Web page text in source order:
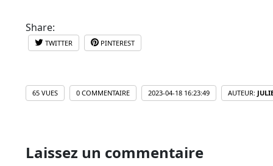
Share:
TWITTER PINTEREST
65 VUES 0 COMMENTAIRE 2023-04-18 16:23:49 AUTEUR:
Laissez un commentaire